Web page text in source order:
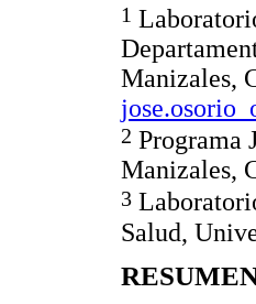
1
Manizales,
2 Programa
Manizales,
3
Salud,